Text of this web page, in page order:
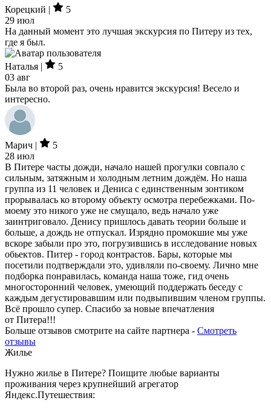
Корецкий |
5
29 июл
На данный момент это лучшая экскурсия по Питеру из тех,
где я был.
Наталья |
5
03 авг
Была во второй раз, очень нравится экскурсия! Весело и
интересно.
Марич |
5
28 июл
В Питере часты дожди, начало нашей прогулки совпало с
сильным, затяжным и холодным летним дождём. Но наша
группа из 11 человек и Дениса с единственным зонтиком
прорывалась ко второму объекту осмотра перебежками. По-
моему это никого уже не смущало, ведь начало уже
заинтриговало. Денису пришлось давать теории больше и
больше, а дождь не отпускал. Изрядно промокшие мы уже
вскоре забыли про это, погрузившись в исследование новых
обьектов. Питер - город контрастов. Бары, которые мы
посетили подтверждали это, удивляли по-своему. Лично мне
подборка понравилась, команда наша тоже, гид очень
многосторонний человек, умеющий поддержать беседу с
каждым дегустировавшим или подвыпившим членом группы.
Всё прошло супер. Спасибо за новые впечатления
от Питера!!!
Больше отзывов смотрите на сайте партнера - Смотреть
отзывы
Жилье
Нужно жилье в Питере? Поищите любые варианты
проживания через крупнейший агрегатор
Яндекс.Путешествия: